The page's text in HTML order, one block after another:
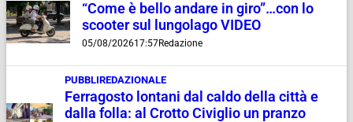
“Come è bello andare in giro”…con lo
scooter sul lungolago VIDEO
05/08/202617:57Redazione
PUBBLIREDAZIONALE
Ferragosto lontani dal caldo della città e
dalla folla: al Crotto Civiglio un pranzo